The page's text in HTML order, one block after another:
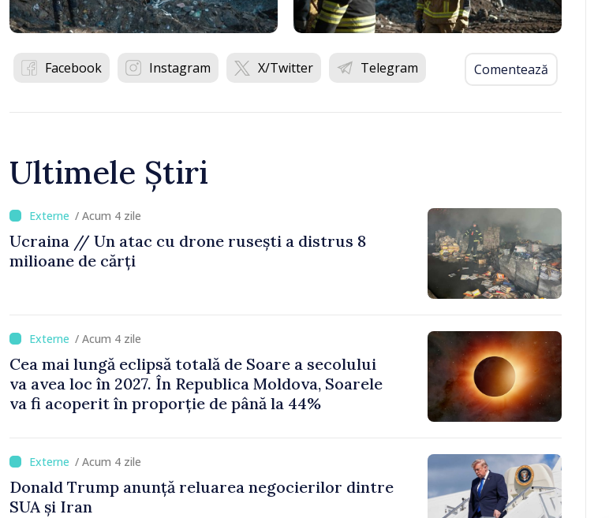
Facebook Instagram X/Twitter Telegram Comentează
Ultimele Știri
/ Acum 4 zile
Ucraina // Un atac cu drone rusești a distrus 8
milioane de cărți
/ Acum 4 zile
Cea mai lungă eclipsă totală de Soare a secolului
va avea loc în 2027. În Republica Moldova, Soarele
va fi acoperit în proporție de până la 44%
/ Acum 4 zile
Donald Trump anunță reluarea negocierilor dintre
SUA și Iran